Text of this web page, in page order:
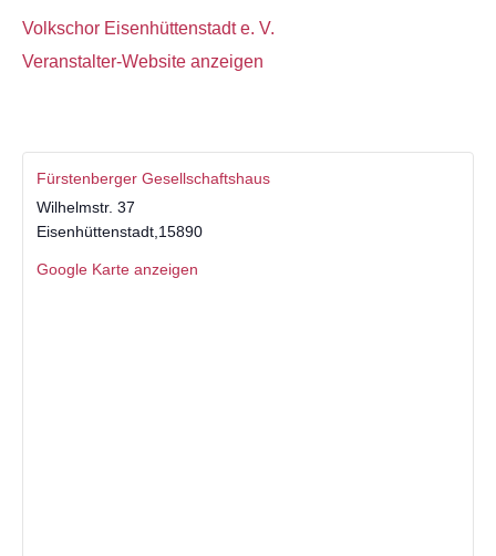
Volkschor Eisenhüttenstadt e. V.
Veranstalter-Website anzeigen
Fürstenberger Gesellschaftshaus
Wilhelmstr. 37
Eisenhüttenstadt 15890
Google Karte anzeigen